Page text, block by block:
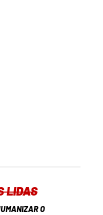
LIDAS
O